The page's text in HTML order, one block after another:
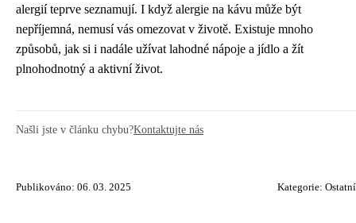
alergií teprve seznamují. I když alergie na kávu může být
nepříjemná, nemusí vás omezovat v životě. Existuje mnoho
způsobů, jak si i nadále užívat lahodné nápoje a jídlo a žít
plnohodnotný a aktivní život.
Našli jste v článku chybu?Kontaktujte nás
Publikováno: 06. 03. 2025 Kategorie: Ostatní